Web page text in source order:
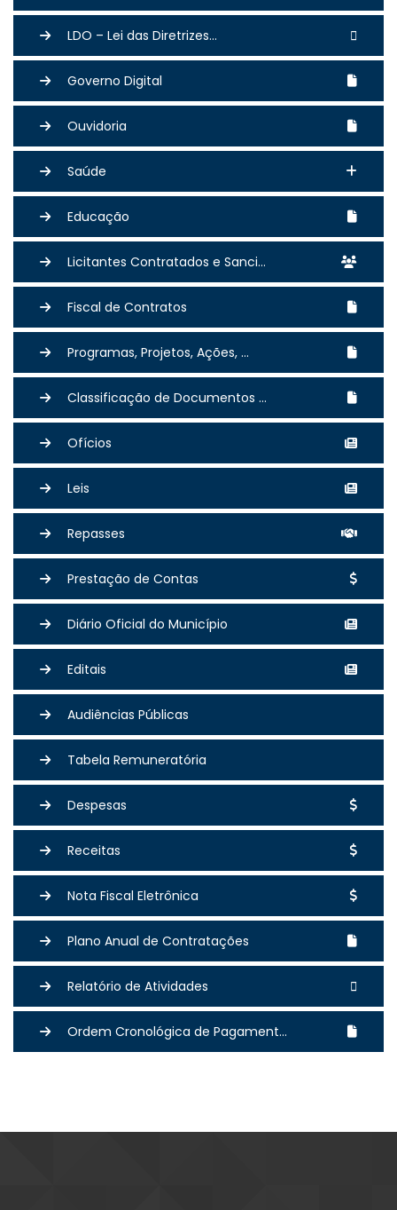
LDO – Lei das Diretrizes...
Governo Digital
Ouvidoria
Saúde
Educação
Licitantes Contratados e Sanci...
Fiscal de Contratos
Programas, Projetos, Ações, ...
Classificação de Documentos ...
Ofícios
Leis
Repasses
Prestação de Contas
Diário Oficial do Município
Editais
Audiências Públicas
Tabela Remuneratória
Despesas
Receitas
Nota Fiscal Eletrônica
Plano Anual de Contratações
Relatório de Atividades
Ordem Cronológica de Pagament...